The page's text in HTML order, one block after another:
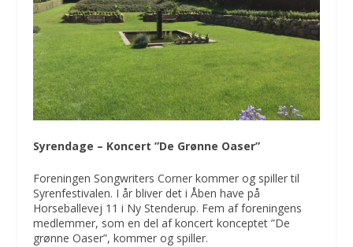
Syrendage – Koncert ”De Grønne Oaser”
Foreningen Songwriters Corner kommer og spiller til
Syrenfestivalen. I år bliver det i Åben have på
Horseballevej 11 i Ny Stenderup. Fem af foreningens
medlemmer, som en del af koncert konceptet ”De
grønne Oaser”, kommer og spiller.